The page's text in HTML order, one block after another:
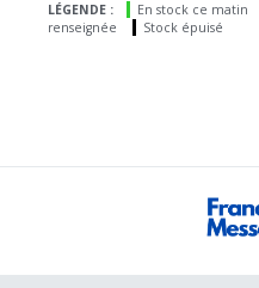
LÉGENDE : En stock ce matin
renseignée
Stock épuisé